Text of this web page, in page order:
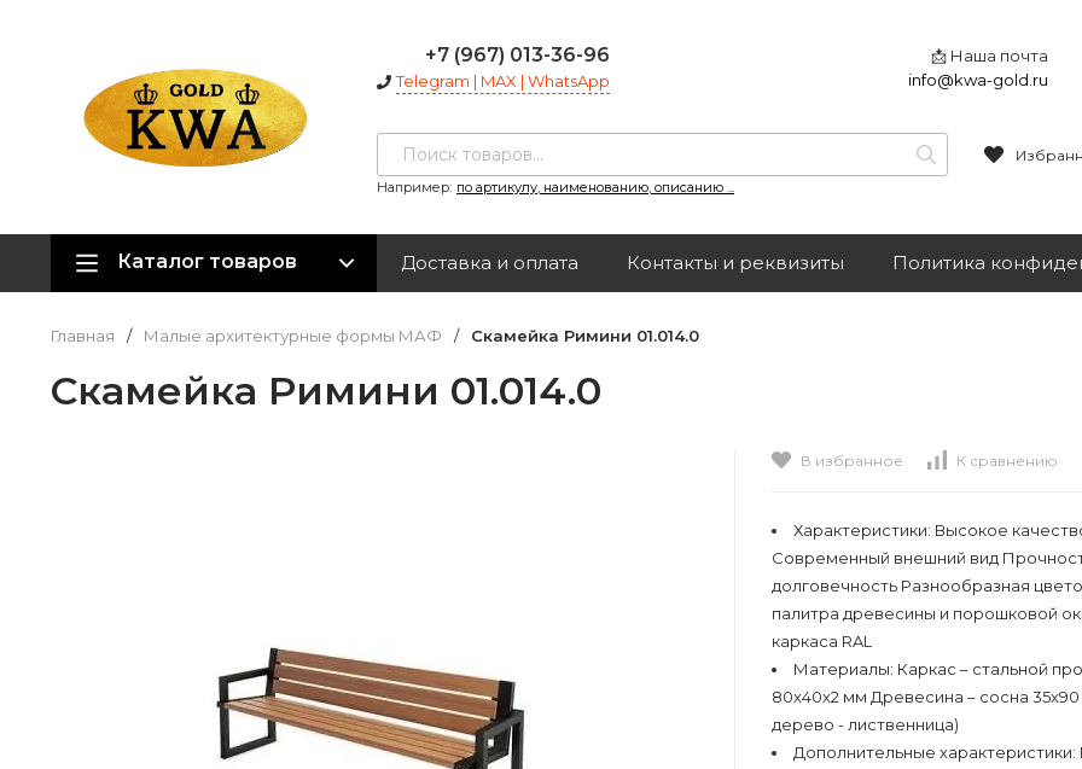
+7 (967) 013-36-96
Telegram | MAX | WhatsApp
📩 Наша почта
info@kwa-gold.ru
Например: по артикулу, наименованию, описанию ...
Каталог товаров Доставка и оплата Контакты и реквизиты Политика
Главная / Малые архитектурные формы МАФ / Скамейка Римини 01.014.0
Скамейка Римини 01.014.0
В избранное К сравнению
Характеристики: Высокое
Современный внешний вид
долговечность Разнообразная
палитра древесины и порошковой
каркаса RAL
Материалы: Каркас – стальной
80х40х2 мм Древесина – сосна
дерево - лиственница)
Дополнительные характеристики: